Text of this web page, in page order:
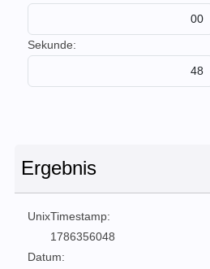
Sekunde:
Ergebnis
UnixTimestamp:
1786356048
Datum: